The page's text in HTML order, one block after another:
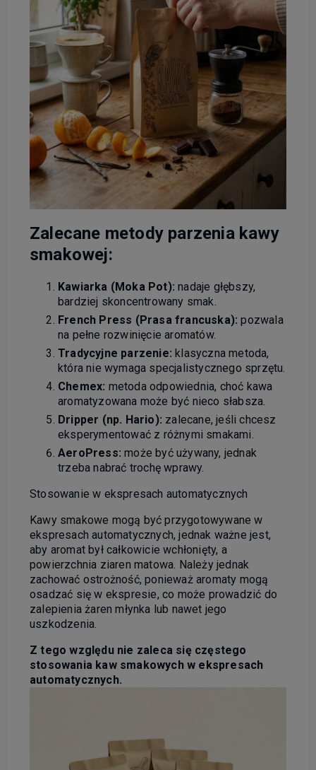
Zalecane metody parzenia kawy
smakowej:
Kawiarka (Moka Pot): nadaje głębszy,
bardziej skoncentrowany smak.
French Press (Prasa francuska): pozwala
na pełne rozwinięcie aromatów.
Tradycyjne parzenie: klasyczna metoda,
która nie wymaga specjalistycznego sprzętu.
Chemex: metoda odpowiednia, choć kawa
aromatyzowana może być nieco słabsza.
Dripper (np. Hario): zalecane, jeśli chcesz
eksperymentować z różnymi smakami.
AeroPress: może być używany, jednak
trzeba nabrać trochę wprawy.
Stosowanie w ekspresach automatycznych
Kawy smakowe mogą być przygotowywane w
ekspresach automatycznych, jednak ważne jest,
aby aromat był całkowicie wchłonięty, a
powierzchnia ziaren matowa. Należy jednak
zachować ostrożność, ponieważ aromaty mogą
osadzać się w ekspresie, co może prowadzić do
zalepienia żaren młynka lub nawet jego
uszkodzenia.
Z tego względu nie zaleca się częstego
stosowania kaw smakowych w ekspresach
automatycznych.